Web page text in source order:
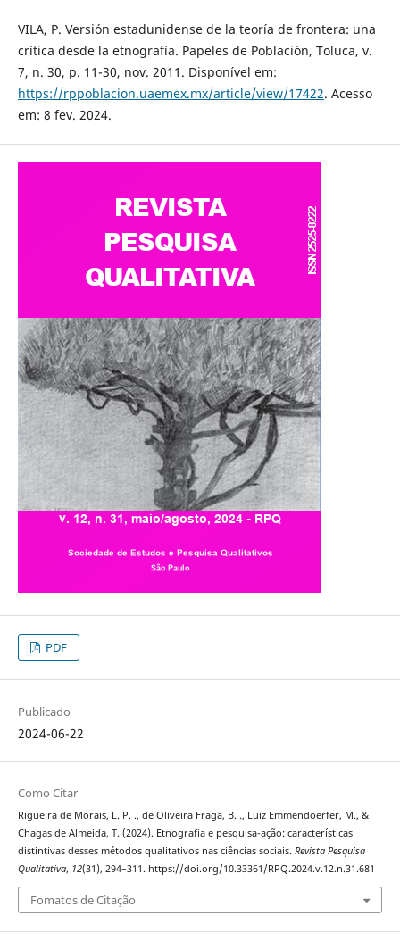
VILA, P. Versión estadunidense de la teoría de frontera: una
crítica desde la etnografía. Papeles de Población, Toluca, v.
7, n. 30, p. 11-30, nov. 2011. Disponível em:
https://rppoblacion.uaemex.mx/article/view/17422. Acesso
em: 8 fev. 2024.
PDF
Publicado
2024-06-22
Como Citar
Rigueira de Morais, L. P. ., de Oliveira Fraga, B. ., Luiz Emmendoerfer, M., &
Chagas de Almeida, T. (2024). Etnografia e pesquisa-ação: características
distintivas desses métodos qualitativos nas ciências sociais. Revista Pesquisa
Qualitativa, 12(31), 294–311. https://doi.org/10.33361/RPQ.2024.v.12.n.31.681
Fomatos de Citação